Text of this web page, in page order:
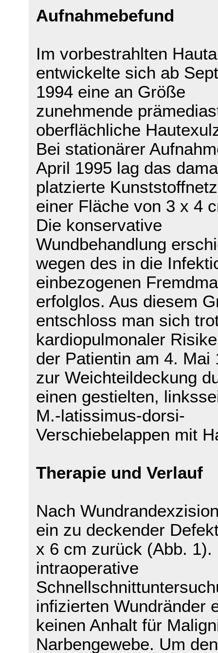
Aufnahmebefund
Im vorbestrahlten
entwickelte sich ab
1994 eine an Größe
zunehmende
oberflächliche
Bei stationärer
April 1995 lag das
platzierte
einer Fläche von 3 x 4
Die konservative
Wundbehandlung
wegen des in die
einbezogenen
erfolglos. Aus diesem
entschloss man sich
kardiopulmonaler
der Patientin am 4. Mai
zur Weichteildeckung
einen gestielten,
M.-latissimus-dorsi-
Verschiebelappen mit
Therapie und Verlauf
Nach
ein zu deckender
x 6 cm zurück (Abb. 1).
intraoperative
infizierten Wundränder
keinen Anhalt für
Narbengewebe. Um den